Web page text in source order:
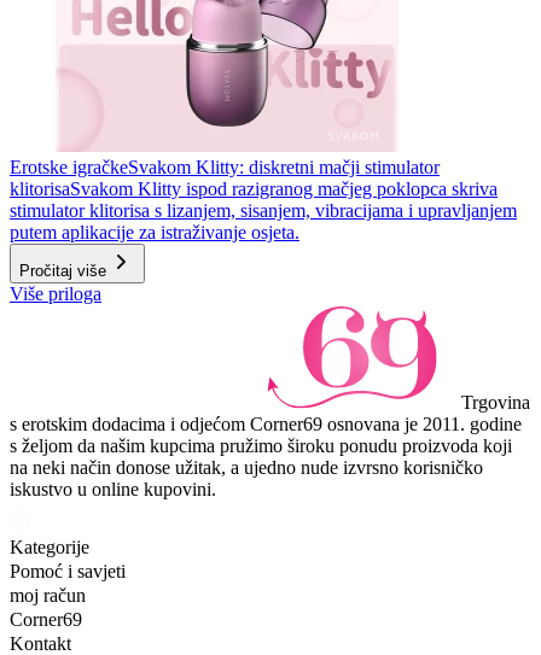
Erotske igračkeSvakom Klitty: diskretni mačji stimulator
klitorisaSvakom Klitty ispod razigranog mačjeg poklopca skriva
stimulator klitorisa s lizanjem, sisanjem, vibracijama i upravljanjem
putem aplikacije za istraživanje osjeta.
Pročitaj više
Više priloga
Trgovina
s erotskim dodacima i odjećom Corner69 osnovana je 2011. godine
s željom da našim kupcima pružimo široku ponudu proizvoda koji
na neki način donose užitak, a ujedno nude izvrsno korisničko
iskustvo u online kupovini.
Kategorije
Pomoć i savjeti
moj račun
Corner69
Kontakt